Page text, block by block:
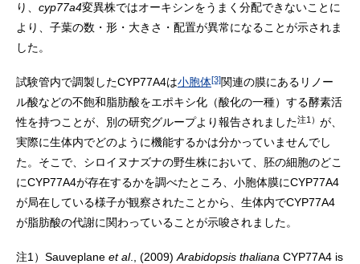
り、 cyp77a4変異株ではオーキシンをうまく分配できないことに
より、子葉の数・形・大きさ・配置が異常になることが示されま
した。
試験管内で調製したCYP77A4は小胞体[3]関連の膜にあるリノー
ル酸などの不飽和脂肪酸をエポキシ化（酸化の一種）する酵素活
性を持つことが、別の研究グループより報告されました注1） が、
実際に生体内でどのように機能するかは分かっていませんでし
た。そこで、シロイヌナズナの野生株において、胚の細胞のどこ
にCYP77A4が存在するかを調べたところ、小胞体膜にCYP77A4
が局在している様子が観察されたことから、生体内でCYP77A4
が脂肪酸の代謝に関わっていることが示唆されました。
注1） Sauveplane et al., (2009) Arabidopsis thaliana CYP77A4 is